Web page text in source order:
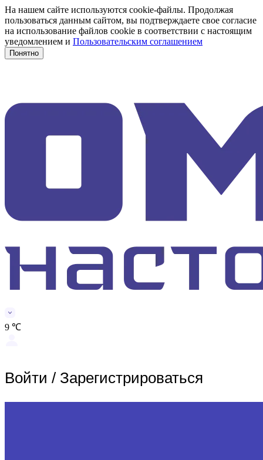
На нашем сайте используются cookie-файлы. Продолжая
пользоваться данным сайтом, вы подтверждаете свое согласие
на использование файлов cookie в соответствии с настоящим
уведомлением и Пользовательским соглашением
Понятно
9 ℃
Войти / Зарегистрироваться